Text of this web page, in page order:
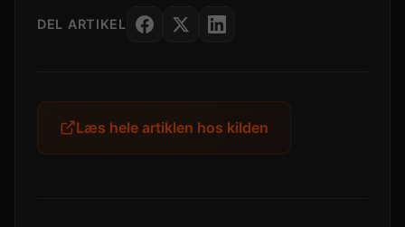
DEL ARTIKEL
Læs hele artiklen hos kilden